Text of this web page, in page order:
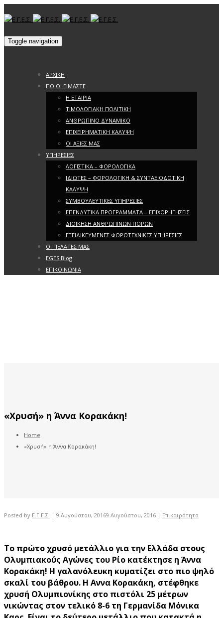
Toggle navigation
ΑΡΧΙΚΗ
ΠΟΙΟΙ ΕΙΜΑΣΤΕ
Η ΕΤΑΙΡΙΑ
ΤΙΜΟΛΟΓΙΑΚΗ ΠΟΛΙΤΙΚΗ
ΑΝΘΡΩΠΙΝΟ ΔΥΝΑΜΙΚΟ
ΕΠΙΧΕΙΡΗΜΑΤΙΚΗ ΚΑΛΥΨΗ
ΟΙ ΑΞΙΕΣ ΜΑΣ
ΥΠΗΡΕΣΙΕΣ
ΛΟΓΙΣΤΙΚΑ – ΦΟΡΟΛΟΓΙΚΑ
ΙΔΙΩΤΕΣ – ΦΟΡΟΛΟΓΙΚΗ & ΣΥΝΤΑΞΙΟΔΟΤΙΚΗ
ΚΑΛΥΨΗ
ΣΥΜΒΟΥΛΕΥΤΙΚΕΣ ΥΠΗΡΕΣΙΕΣ
ΕΠΕΝΔΥΤΙΚΑ ΠΡΟΓΡΑΜΜΑΤΑ – ΕΠΙΧΟΡΗΓΗΣΕΙΣ
ΔΙΟΙΚΗΣΗ ΑΝΘΡΩΠΙΝΩΝ ΠΟΡΩΝ
ΕΞΕΙΔΙΚΕΥΜΕΝΕΣ ΦΟΡΟΤΕΧΝΙΚΕΣ ΥΠΗΡΕΣΙΕΣ
ΟΙ ΠΕΛΑΤΕΣ ΜΑΣ
EGES Blog
ΕΠΙΚΟΙΝΩΝΙΑ
«Χρυσή» η Άννα Κορακάκη!
Home
«Χρυσή» η Άννα Κορακάκη!
Posted by Ε.Γ.Ε.Σ. | 9 Αυγούστου, 20169 Αυγούστου, 2016 | Επικαιρότητα
Το πρώτο χρυσό μετάλλιο για την Ελλάδα στους
Ολυμπιακούς Αγώνες του Ρίο κατέκτησε η Άννα
Κορακάκη! Η γαλανόλευκη κυματίζει στο πιο ψηλό
σκαλί του βάθρου. Η Αννα Κορακάκη, στέφθηκε
χρυσή Ολυμπιονίκης στο πιστόλι 25 μέτρων
νικώντας στον τελικό 8-6 τη Γερμανίδα Μόνικα